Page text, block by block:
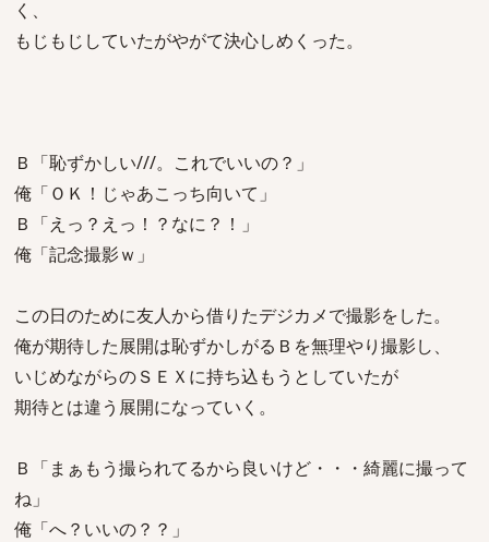
く、
もじもじしていたがやがて決心しめくった。
Ｂ「恥ずかしい///。これでいいの？」
俺「ＯＫ！じゃあこっち向いて」
Ｂ「えっ？えっ！？なに？！」
俺「記念撮影ｗ」
この日のために友人から借りたデジカメで撮影をした。
俺が期待した展開は恥ずかしがるＢを無理やり撮影し、
いじめながらのＳＥＸに持ち込もうとしていたが
期待とは違う展開になっていく。
Ｂ「まぁもう撮られてるから良いけど・・・綺麗に撮って
ね」
俺「へ？いいの？？」